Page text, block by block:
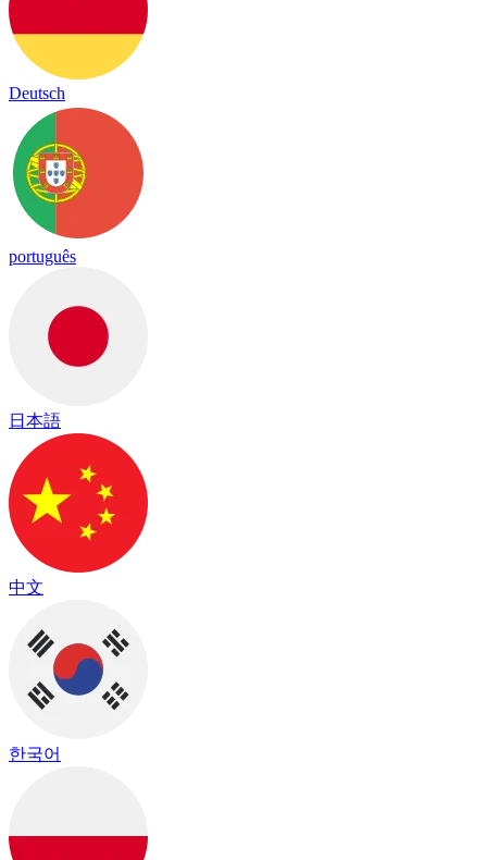
Deutsch
português
日本語
中文
한국어